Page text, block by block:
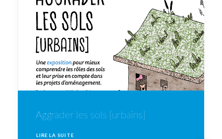
Aggrader les sols [urbains]
LIRE LA SUITE